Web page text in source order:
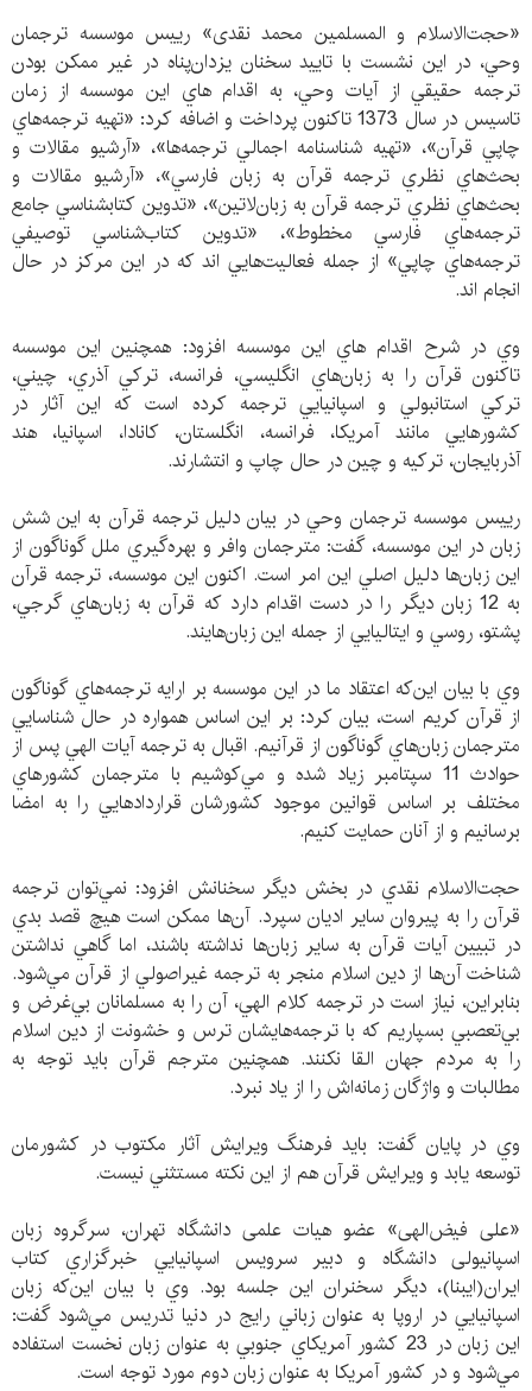
«حجت‌الاسلام ‌و ‌المسلمين محمد نقدی» رييس موسسه ترجمان
وحي، در اين نشست با تاييد سخنان يزدان‌پناه در غير ممكن بودن
ترجمه حقيقي از آيات وحي، به اقدام هاي اين موسسه از زمان
تاسيس در سال 1373 تاكنون پرداخت و اضافه كرد: «تهيه ترجمه‌‌هاي
چاپي قرآن»، «تهيه شناسنامه اجمالي ترجمه‌ها»، «آرشيو مقالات و
بحث‌هاي نظري ترجمه قرآن به زبان فارسي»، «آرشيو مقالات و
بحث‌هاي نظري ترجمه قرآن به زبان‌لاتين»، «تدوين كتابشناسي جامع
ترجمه‌هاي فارسي مخطوط»، «تدوين كتاب‌شناسي توصيفي
ترجمه‌هاي چاپي» از جمله فعاليت‌هايي اند كه در اين مركز در حال
انجام اند.
وي در شرح اقدام هاي اين موسسه افزود: همچنين اين موسسه
تاكنون قرآن را به زبان‌هاي انگليسي، فرانسه، تركي آذري، چيني،
تركي استانبولي و اسپانيايي ترجمه كرده است كه اين آثار در
كشور‌هايي مانند آمريكا، فرانسه، انگلستان، كانادا، اسپانيا، هند
آذربايجان، تركيه و چين در حال چاپ و انتشارند.
رييس موسسه ترجمان وحي در بيان دليل ترجمه قرآن به اين شش
زبان در اين موسسه، گفت: مترجمان وافر و بهره‌گيري ملل گوناگون از
اين زبان‌ها دليل اصلي اين امر است. اكنون اين موسسه، ترجمه قرآن
به 12 زبان ديگر را در دست اقدام دارد كه قرآن به زبان‌هاي گرجي،
پشتو، روسي و ايتاليايي از جمله اين زبان‌هايند.
وي با بيان اين‌كه اعتقاد ما در اين موسسه بر ارايه ترجمه‌هاي گوناگون
از قرآن كريم است، بيان كرد: بر اين اساس همواره در حال شناسايي
مترجمان زبان‌هاي گوناگون از قرآنيم. اقبال به ترجمه آيات الهي پس از
حوادث 11 سپتامبر زياد شده و مي‌كوشيم با مترجمان كشور‌هاي
مختلف بر اساس قوانين موجود كشورشان قراردادهايي را به امضا
برسانيم و از آنان حمايت كنيم.
حجت‌الاسلام نقدي در بخش ديگر سخنانش افزود: نمي‌توان ترجمه
قرآن را به پيروان ساير اديان سپرد. آن‌ها ممكن است هيچ قصد بدي
در تبيين آيات قرآن به ساير زبا‌ن‌ها نداشته باشند، اما گاهي نداشتن
شناخت آن‌ها از دين اسلام منجر به ترجمه غيراصولي از قرآن مي‌شود.
بنابراين، نياز است در ترجمه كلام الهي، آن را به مسلمانان بي‌غرض و
بي‌تعصبي بسپاريم كه با ترجمه‌هايشان ترس و خشونت از دين اسلام
را به مردم جهان القا نكنند. همچنين مترجم قرآن بايد توجه به
مطالبات و واژگان زمانه‌اش را از ياد نبرد.
وي در پايان گفت: بايد فرهنگ ويرايش آثار مكتوب در كشورمان
توسعه يابد و ويرايش قرآن هم از اين نكته مستثني نيست.
«علی فيض‌الهی» عضو هيات علمی دانشگاه تهران، سرگروه زبان
اسپانيولی دانشگاه و دبير سرويس اسپانيايي خبرگزاري كتاب
ايران(ايبنا)، ديگر سخنران اين جلسه بود. وي با بيان اين‌كه زبان
اسپانيايي در اروپا به عنوان زباني رايج در دنيا تدريس مي‌شود گفت:
اين زبان در 23 كشور آمريكاي جنوبي به عنوان زبان نخست استفاده
مي‌شود و در كشور آمريكا به عنوان زبان دوم مورد توجه است.